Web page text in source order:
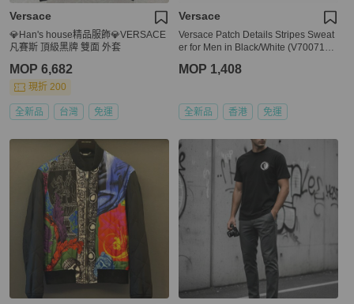
Versace
💎Han's house精品服飾💎VERSACE
凡賽斯 頂級黑牌 雙面 外套
MOP 6,682
現折 200
全新品 台灣 免運
Versace
Versace Patch Details Stripes Sweat
er for Men in Black/White (V700715-
MOP 1,408
全新品 香港 免運